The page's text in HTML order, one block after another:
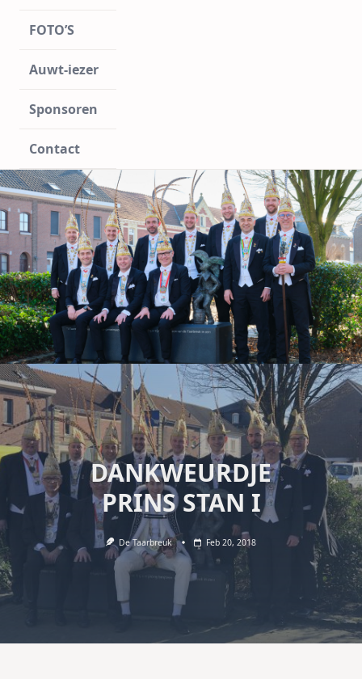
FOTO’S
Auwt-iezer
Sponsoren
Contact
DANKWEURDJE
PRINS STAN I
De Taarbreuk Feb 20, 2018